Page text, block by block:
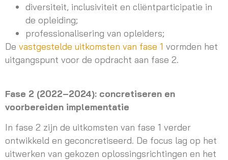
diversiteit, inclusiviteit en cliëntparticipatie in
de opleiding;
professionalisering van opleiders;
De vastgestelde uitkomsten van fase 1 vormden het
uitgangspunt voor de opdracht aan fase 2.
Fase 2 (2022–2024): concretiseren en
voorbereiden implementatie
In fase 2 zijn de uitkomsten van fase 1 verder
ontwikkeld en geconcretiseerd. De focus lag op het
uitwerken van gekozen oplossingsrichtingen en het